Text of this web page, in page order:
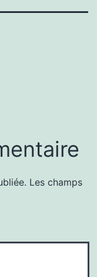
Les champs